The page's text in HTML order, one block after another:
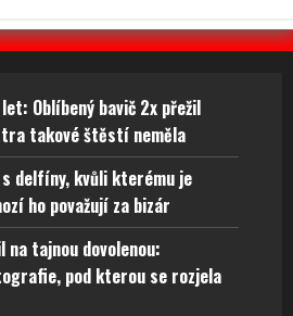
Oblíbený bavič 2x přežil
takové štěstí neměla
delfíny, kvůli kterému je
ho považují za bizár
na tajnou dovolenou:
pod kterou se rozjela